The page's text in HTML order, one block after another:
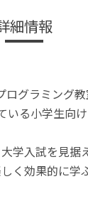
細情報
ログラミング
いる小学生向
学入試を見据
く効果的に学